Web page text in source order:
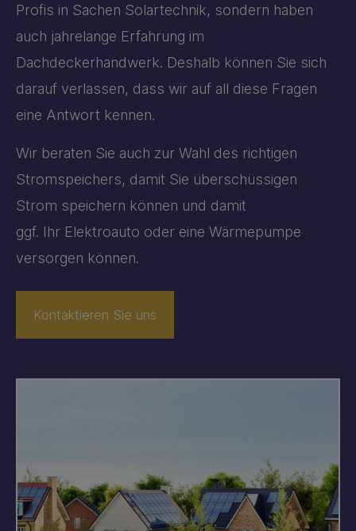
Profis in Sachen Solartechnik, sondern haben
auch jahrelange Erfahrung im
Dachdeckerhandwerk. Deshalb können Sie sich
darauf verlassen, dass wir auf all diese Fragen
eine Antwort kennen.
Wir beraten Sie auch zur Wahl des richtigen
Stromspeichers, damit Sie überschüssigen
Strom speichern können und damit
ggf. Ihr Elektroauto oder eine Wärmepumpe
versorgen können.
Kontaktieren Sie uns